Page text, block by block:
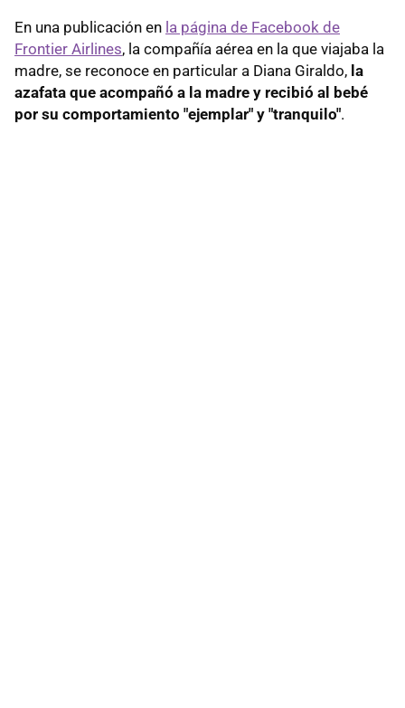
En una publicación en la página de Facebook de
Frontier Airlines, la compañía aérea en la que viajaba la
madre, se reconoce en particular a Diana Giraldo, la
azafata que acompañó a la madre y recibió al bebé
por su comportamiento "ejemplar" y "tranquilo".